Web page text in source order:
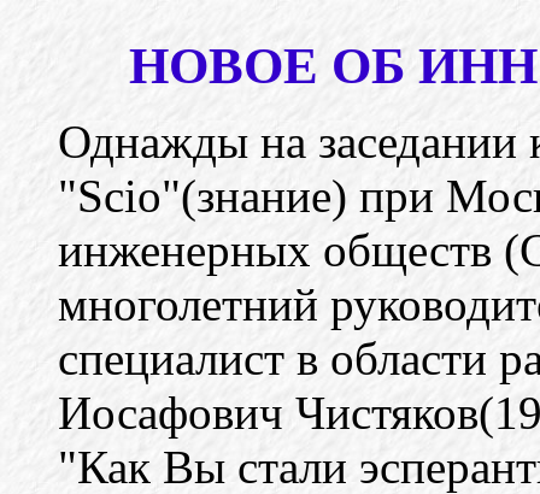
НОВОЕ ОБ
Однажды на заседании
"Scio"(знание) при
инженерных обществ
многолетний
специалист в области
Иосафович
"Как Вы стали